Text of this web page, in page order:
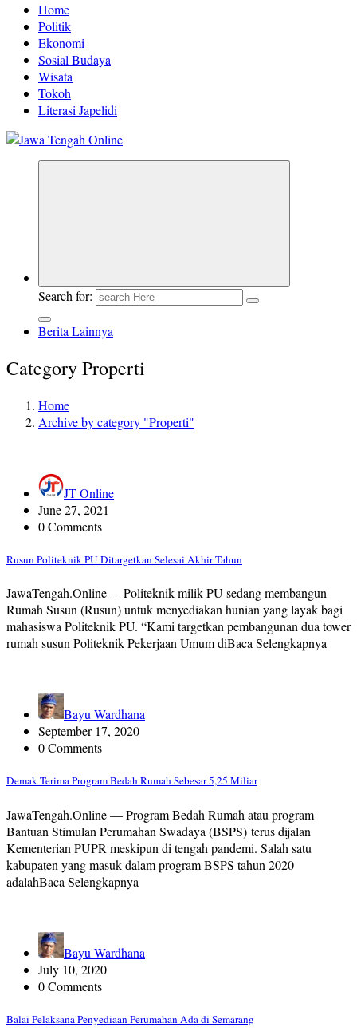
Home
Politik
Ekonomi
Sosial Budaya
Wisata
Tokoh
Literasi Japelidi
Search for:
Berita Lainnya
Category Properti
Home
Archive by category "Properti"
JT Online
June 27, 2021
0 Comments
Rusun Politeknik PU Ditargetkan Selesai Akhir Tahun
JawaTengah.Online – Politeknik milik PU sedang membangun
Rumah Susun (Rusun) untuk menyediakan hunian yang layak bagi
mahasiswa Politeknik PU. “Kami targetkan pembangunan dua tower
rumah susun Politeknik Pekerjaan Umum diBaca Selengkapnya
Bayu Wardhana
September 17, 2020
0 Comments
Demak Terima Program Bedah Rumah Sebesar 5,25 Miliar
JawaTengah.Online — Program Bedah Rumah atau program
Bantuan Stimulan Perumahan Swadaya (BSPS) terus dijalan
Kementerian PUPR meskipun di tengah pandemi. Salah satu
kabupaten yang masuk dalam program BSPS tahun 2020
adalahBaca Selengkapnya
Bayu Wardhana
July 10, 2020
0 Comments
Balai Pelaksana Penyediaan Perumahan Ada di Semarang